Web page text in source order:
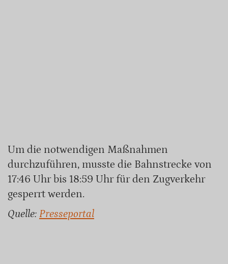
Um die notwendigen Maßnahmen
durchzuführen, musste die Bahnstrecke von
17:46 Uhr bis 18:59 Uhr für den Zugverkehr
gesperrt werden.
Quelle: Presseportal